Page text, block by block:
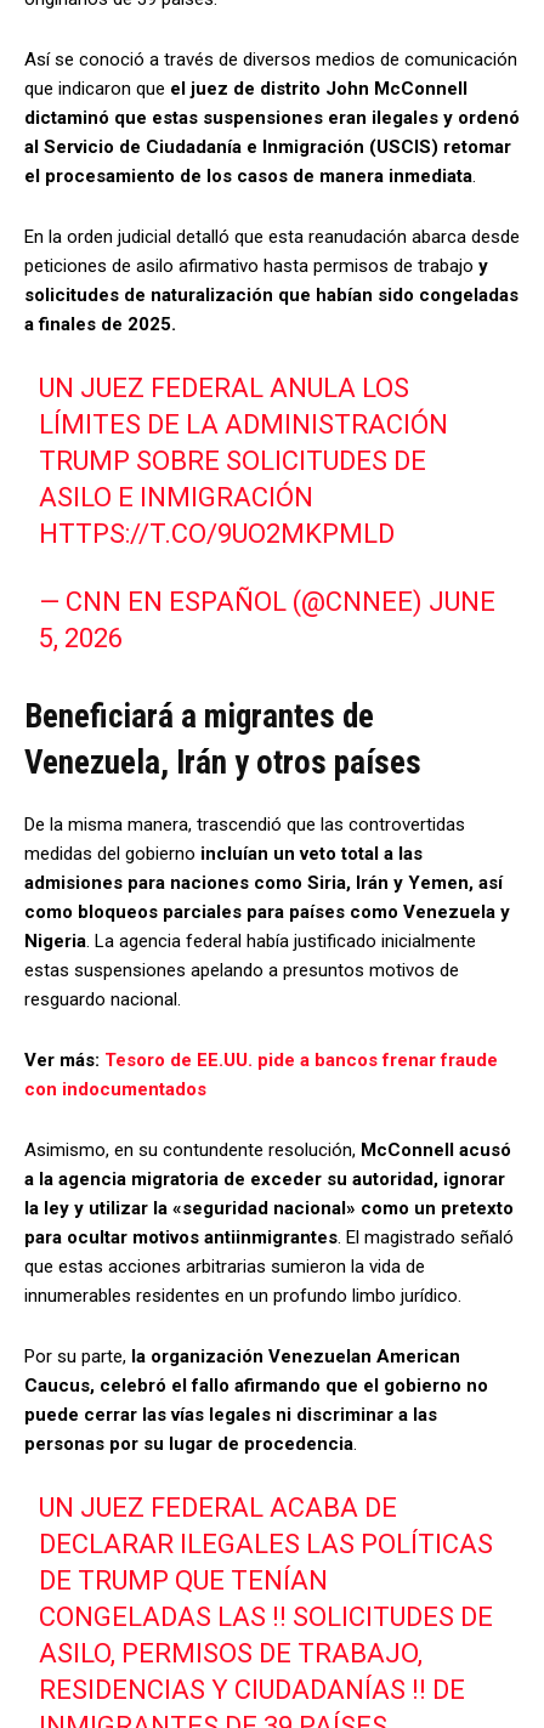
Así se conoció a través de diversos medios de comunicación
que indicaron que el juez de distrito John McConnell
dictaminó que estas suspensiones eran ilegales y ordenó
al Servicio de Ciudadanía e Inmigración (USCIS) retomar
el procesamiento de los casos de manera inmediata.
En la orden judicial detalló que esta reanudación abarca desde
peticiones de asilo afirmativo hasta permisos de trabajo y
solicitudes de naturalización que habían sido congeladas
a finales de 2025.
UN JUEZ FEDERAL ANULA LOS
LÍMITES DE LA ADMINISTRACIÓN
TRUMP SOBRE SOLICITUDES DE
ASILO E INMIGRACIÓN
HTTPS://T.CO/9UO2MKPMLD
— CNN EN ESPAÑOL (@CNNEE) JUNE
5, 2026
Beneficiará a migrantes de
Venezuela, Irán y otros países
De la misma manera, trascendió que las controvertidas
medidas del gobierno incluían un veto total a las
admisiones para naciones como Siria, Irán y Yemen, así
como bloqueos parciales para países como Venezuela y
Nigeria. La agencia federal había justificado inicialmente
estas suspensiones apelando a presuntos motivos de
resguardo nacional.
Ver más: Tesoro de EE.UU. pide a bancos frenar fraude
con indocumentados
Asimismo, en su contundente resolución, McConnell acusó
a la agencia migratoria de exceder su autoridad, ignorar
la ley y utilizar la «seguridad nacional» como un pretexto
para ocultar motivos antiinmigrantes. El magistrado señaló
que estas acciones arbitrarias sumieron la vida de
innumerables residentes en un profundo limbo jurídico.
Por su parte, la organización Venezuelan American
Caucus, celebró el fallo afirmando que el gobierno no
puede cerrar las vías legales ni discriminar a las
personas por su lugar de procedencia.
UN JUEZ FEDERAL ACABA DE
DECLARAR ILEGALES LAS POLÍTICAS
DE TRUMP QUE TENÍAN
CONGELADAS LAS !! SOLICITUDES DE
ASILO, PERMISOS DE TRABAJO,
RESIDENCIAS Y CIUDADANÍAS !! DE